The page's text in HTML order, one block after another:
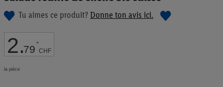
Tu aimes ce produit?Donne ton avis ici.
2.79 *
CHF
la pièce
la
d’images